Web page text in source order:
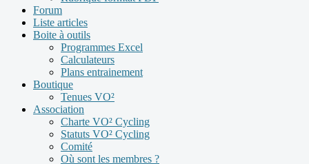
Forum
Liste articles
Boite à outils
Programmes Excel
Calculateurs
Plans entrainement
Boutique
Tenues VO²
Association
Charte VO² Cycling
Statuts VO² Cycling
Comité
Où sont les membres ?